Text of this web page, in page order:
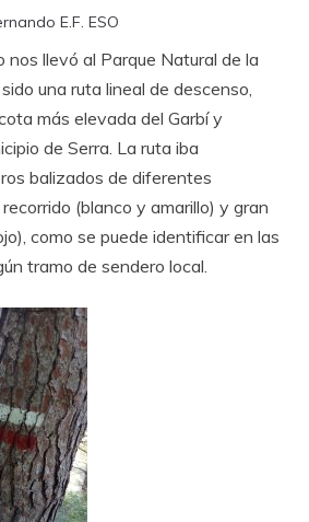
E.F. ESO
nos llevó al Parque Natural de la
una ruta lineal de descenso,
más elevada del Garbí y
de Serra. La ruta iba
balizados de diferentes
(blanco y amarillo) y gran
como se puede identificar en las
tramo de sendero local.